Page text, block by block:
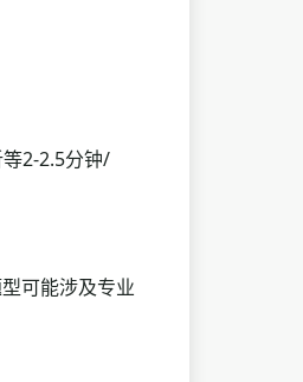
2-2.5分钟/
可能涉及专业